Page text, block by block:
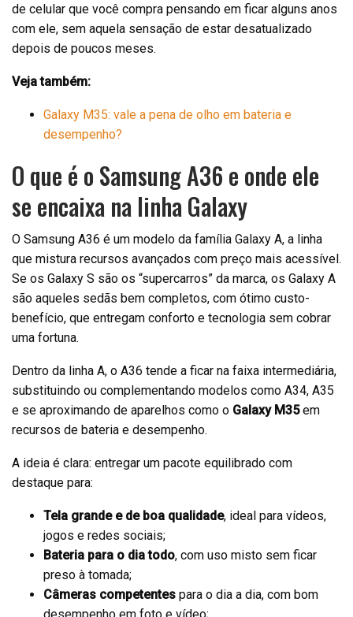
de celular que você compra pensando em ficar alguns anos
com ele, sem aquela sensação de estar desatualizado
depois de poucos meses.
Veja também:
Galaxy M35: vale a pena de olho em bateria e
desempenho?
O que é o Samsung A36 e onde ele
se encaixa na linha Galaxy
O Samsung A36 é um modelo da família Galaxy A, a linha
que mistura recursos avançados com preço mais acessível.
Se os Galaxy S são os “supercarros” da marca, os Galaxy A
são aqueles sedãs bem completos, com ótimo custo-
benefício, que entregam conforto e tecnologia sem cobrar
uma fortuna.
Dentro da linha A, o A36 tende a ficar na faixa intermediária,
substituindo ou complementando modelos como A34, A35
e se aproximando de aparelhos como o Galaxy M35em
recursos de bateria e desempenho.
A ideia é clara: entregar um pacote equilibrado com
destaque para:
Tela grande e de boa qualidade, ideal para vídeos,
jogos e redes sociais;
Bateria para o dia todo, com uso misto sem ficar
preso à tomada;
Câmeras competentes para o dia a dia, com bom